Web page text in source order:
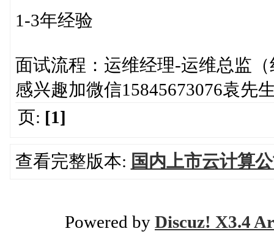
1-3年经验
面试流程：运维经理-运维总监
感兴趣加微信15845673076袁先
页: [1]
查看完整版本: 国内上市云计算
Powered by Discuz! X3.4